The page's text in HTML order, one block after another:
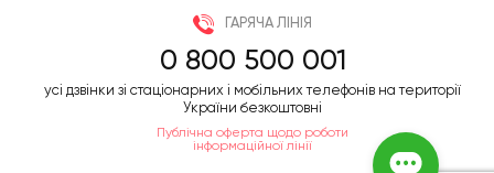
ГАРЯЧА ЛІНІЯ
0 800 500 001
усі дзвінки зі стаціонарних і мобільних телефонів на території
України безкоштовні
Публічна оферта щодо роботи
інформаційної лінії